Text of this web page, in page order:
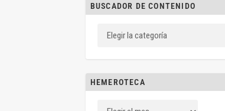
BUSCADOR DE CONTENIDO
HEMEROTECA